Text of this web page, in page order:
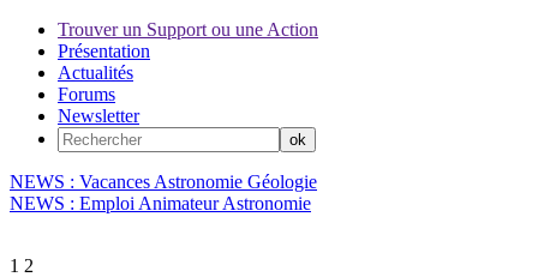
Trouver un Support ou une Action
Présentation
Actualités
Forums
Newsletter
NEWS : Vacances Astronomie Géologie
NEWS : Emploi Animateur Astronomie
1 2